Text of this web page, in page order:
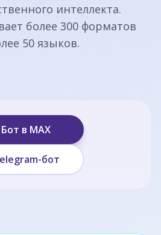
интеллекта.
более 300 форматов
50 языков.
Бот в MAX
бот